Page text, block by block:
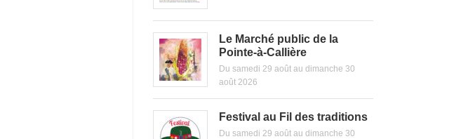
Le Marché public de la
Pointe-à-Callière
Du samedi 29 août au dimanche 30
août 2026
Festival au Fil des traditions
Du samedi 29 août au dimanche 30